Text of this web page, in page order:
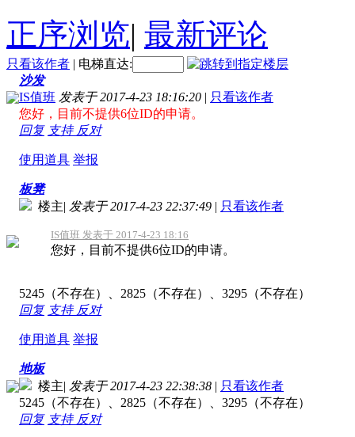
正序浏览| 最新评论
只看该作者 | 电梯直达:
沙发
IS值班 发表于 2017-4-23 18:16:20 | 只看该作者
您好，目前不提供6位ID的申请。
回复 支持 反对
使用道具 举报
板凳
楼主| 发表于 2017-4-23 22:37:49 | 只看该作者
IS值班 发表于 2017-4-23 18:16
您好，目前不提供6位ID的申请。
5245（不存在）、2825（不存在）、3295（不存在）
回复 支持 反对
使用道具 举报
地板
楼主| 发表于 2017-4-23 22:38:38 | 只看该作者
5245（不存在）、2825（不存在）、3295（不存在）
回复 支持 反对